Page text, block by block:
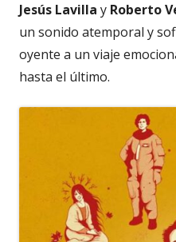
Jesús Lavilla y Roberto
un sonido atemporal y
oyente a un viaje
hasta el último.